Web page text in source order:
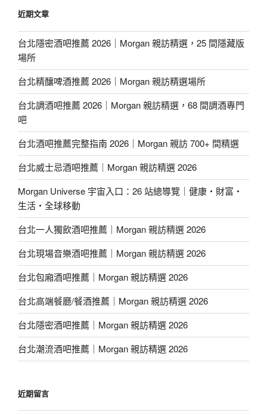
近期文章
台北隱密酒吧推薦 2026｜Morgan 親訪精選，25 間隱藏版
場所
台北精釀啤酒推薦 2026｜Morgan 親訪精選場所
台北調酒吧推薦 2026｜Morgan 親訪精選，68 間調酒專門
吧
台北酒吧推薦完整指南 2026｜Morgan 親訪 700+ 間精選
台北威士忌酒吧推薦｜Morgan 親訪精選 2026
Morgan Universe 宇宙入口：26 站總導覽｜健康・財富・
生活・全球移動
台北一人獨飲酒吧推薦｜Morgan 親訪精選 2026
台北現場音樂酒吧推薦｜Morgan 親訪精選 2026
台北包廂酒吧推薦｜Morgan 親訪精選 2026
台北高端餐廳/餐酒推薦｜Morgan 親訪精選 2026
台北隱密酒吧推薦｜Morgan 親訪精選 2026
台北潮流酒吧推薦｜Morgan 親訪精選 2026
近期留言